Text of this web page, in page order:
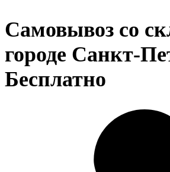
Самовывоз со
городе Санкт-
Бесплатно